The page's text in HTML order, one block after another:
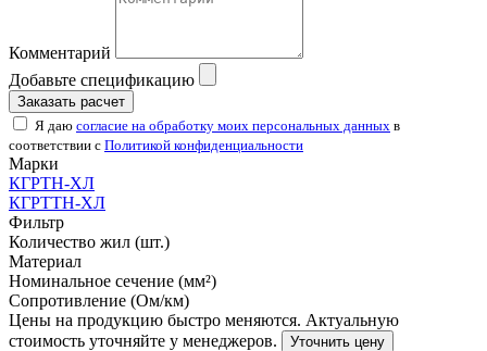
Комментарий
Добавьте спецификацию
Заказать расчет
Я даю согласие на обработку моих персональных данных в
соответствии с Политикой конфиденциальности
Марки
КГРТН-ХЛ
КГРТТН-ХЛ
Фильтр
Количество жил (шт.)
Материал
Номинальное сечение (мм²)
Сопротивление (Ом/км)
Цены на продукцию быстро меняются. Актуальную
стоимость уточняйте у менеджеров.
Уточнить цену